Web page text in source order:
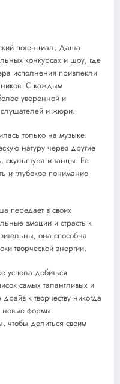
потенциал, Даша
конкурсах и шоу, где
исполнения привлекли
С каждым
уверенной и
и жюри.
только на музыке.
натуру через другие
скульптура и танцы. Ее
и глубокое понимание
передает в своих
эмоции и страсть к
она способна
творческой энергии.
добиться
самых талантливых и
к творчеству никогда
новые формы
чтобы делиться своим